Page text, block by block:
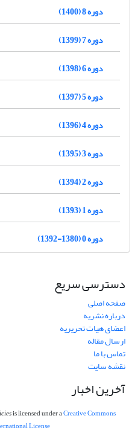
دوره 8 (1400)
دوره 7 (1399)
دوره 6 (1398)
دوره 5 (1397)
دوره 4 (1396)
دوره 3 (1395)
دوره 2 (1394)
دوره 1 (1393)
دوره 0 (1380-1392)
دسترسی سریع
صفحه اصلی
درباره نشریه
اعضای هیات تحریریه
ارسال مقاله
تماس با ما
نقشه سایت
آخرین اخبار
is licensed under aCreative Commons
License